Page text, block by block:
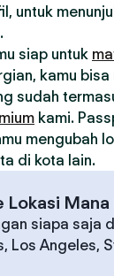
untuk
siap untuk
kamu
sudah
kami.
mengubah
di kota lain.
Lokasi Mana
siapa saja
Los Angeles,